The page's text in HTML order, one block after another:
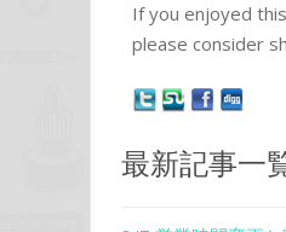
If you enjoyed
please consider
最新記事一